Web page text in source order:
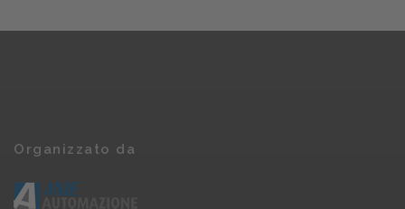
Organizzato da